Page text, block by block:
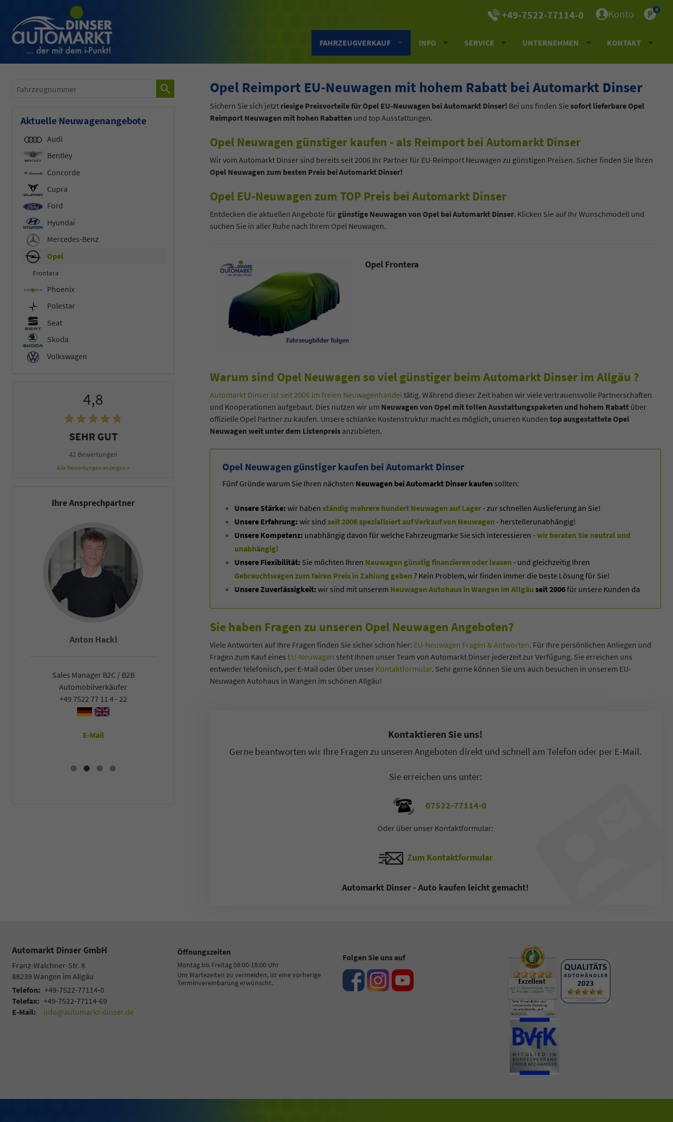
+49-7522-77114-0 Konto 0
FAHRZEUGVERKAUF INFO SERVICE UNTERNEHMEN KONTAKT
Opel Reimport EU-Neuwagen mit hohem Rabatt bei Automarkt Dinser
Sichern Sie sich jetzt riesige Preisvorteile für Opel EU-Neuwagen bei Automarkt Dinser! Bei uns finden Siesofort lieferbare Opel
Reimport Neuwagen mit hohen Rabatten und top Ausstattungen.
Opel Neuwagen günstiger kaufen - als Reimport bei Automarkt Dinser
Wir vom Automarkt Dinser sind bereits seit 2006 Ihr Partner für EU-Reimport Neuwagen zu günstigen Preisen. Sicher finden Sie Ihren
Opel Neuwagen zum besten Preis bei Automarkt Dinser!
Opel EU-Neuwagen zum TOP Preis bei Automarkt Dinser
Entdecken die aktuellen Angebote für günstige Neuwagen von Opel bei Automarkt Dinser. Klicken Sie auf Ihr Wunschmodell und
suchen Sie in aller Ruhe nach Ihrem Opel Neuwagen.
Opel Frontera
Warum sind Opel Neuwagen so viel günstiger beim Automarkt Dinser im Allgäu ?
Automarkt Dinser ist seit 2006 im freien Neuwagenhandel tätig. Während dieser Zeit haben wir viele vertrauensvolle Partnerschaften
und Kooperationen aufgebaut. Dies nutzen wir um Neuwagen von Opel mit tollen Ausstattungspaketen und hohem Rabatt über
offizielle Opel Partner zu kaufen. Unsere schlanke Kostenstruktur macht es möglich, unseren Kundentop ausgestattete Opel
Neuwagen weit unter dem Listenpreis anzubieten.
Opel Neuwagen günstiger kaufen bei Automarkt Dinser
Fünf Gründe warum Sie Ihren nächsten Neuwagen bei Automarkt Dinser kaufen sollten:
Unsere Stärke: wir habenständig mehrere hundert Neuwagen auf Lager- zur schnellen Auslieferung an Sie!
Unsere Erfahrung: wir sindseit 2006 spezialisiert auf Verkauf von Neuwagen - herstellerunabhängig!
Unsere Kompetenz: unabhängig davon für welche Fahrzeugmarke Sie sich interessieren -wir beraten Sie neutral und
unabhängig!
Unsere Flexibilität: Sie möchten Ihren Neuwagen günstig finanzieren oder leasen - und gleichzeitig Ihren
Gebrauchtwagen zum fairen Preis in Zahlung geben ? Kein Problem, wir finden immer die beste Lösung für Sie!
Unsere Zuverlässigkeit: wir sind mit unserem Neuwagen Autohaus in Wangen im Allgäu seit 2006für unsere Kunden da
Sie haben Fragen zu unseren Opel Neuwagen Angeboten?
Viele Antworten auf Ihre Fragen finden Sie sicher schon hier: EU-Neuwagen Fragen & Antworten. Für Ihre persönlichen Anliegen und
Fragen zum Kauf eines EU-Neuwagen steht Ihnen unser Team von Automarkt Dinser jederzeit zur Verfügung. Sie erreichen uns
entweder telefonisch, per E-Mail oder über unser Kontaktformular. Sehr gerne können Sie uns auch besuchen in unserem EU-
Neuwagen Autohaus in Wangen im schönen Allgäu!
Kontaktieren Sie uns!
Gerne beantworten wir Ihre Fragen zu unseren Angeboten direkt und schnell am Telefon oder per E-Mail.
Sie erreichen uns unter:
07522-77114-0
Oder über unser Kontaktformular:
Zum Kontaktformular
Automarkt Dinser - Auto kaufen leicht gemacht!
Fahrzeugnummer
Aktuelle Neuwagenangebote
Audi
Bentley
Concorde
Cupra
Ford
Hyundai
Mercedes-Benz
Opel
Frontera
Phoenix
Polestar
Seat
Skoda
Volkswagen
4,8
SEHR GUT
42 Bewertungen
Alle Bewertungen anzeigen >
Ihre Ansprechpartner
Anton Hackl
Sales Manager B2C / B2B
Automobilverkäufer
+49 7522 77 11 4 - 22
E-Mail
Falco Heck
Sales Manager B2C / B2B
Automobilverkäufer
Oliver Zerbe
Sales Manager B2C / B2B
Automobilverkäufer
Automarkt Dinser GmbH
Franz-Walchner-Str. 8
88239 Wangen im Allgäu
Telefon: +49-7522-77114-0
Telefax: +49-7522-77114-69
E-Mail:
info@automarkt-dinser.de
Öffnungszeiten
Montag bis Freitag 08:00-18:00 Uhr
Um Wartezeiten zu vermeiden, ist eine vorherige
Terminvereinbarung erwünscht.
Folgen Sie uns auf